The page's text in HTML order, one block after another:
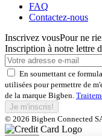
FAQ
Contactez-nous
Inscrivez vousPour ne
Inscription à notre lettre
En soumettant ce
utilisées pour permettre de
de la marque Bigben.
Je m'inscris!
© 2026 Bigben Connected